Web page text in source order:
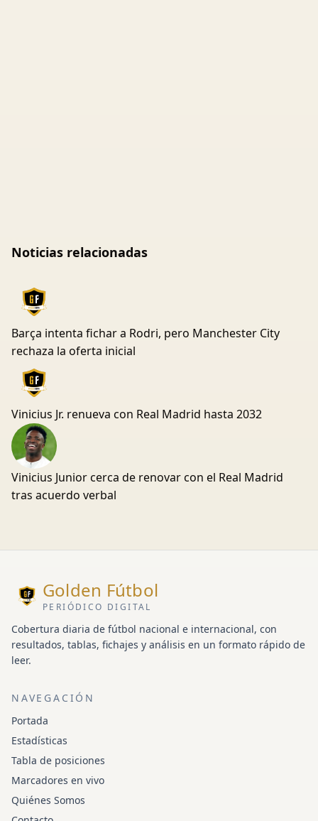
Noticias relacionadas
Barça intenta fichar a Rodri, pero Manchester City
rechaza la oferta inicial
Vinicius Jr. renueva con Real Madrid hasta 2032
Vinicius Junior cerca de renovar con el Real Madrid
tras acuerdo verbal
Golden Fútbol
PERIÓDICO DIGITAL
Cobertura diaria de fútbol nacional e internacional, con
resultados, tablas, fichajes y análisis en un formato rápido de
leer.
NAVEGACIÓN
Portada
Estadísticas
Tabla de posiciones
Marcadores en vivo
Quiénes Somos